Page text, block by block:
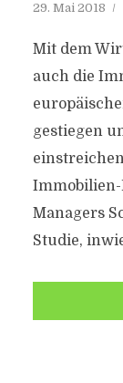
29. Mai 2018
Mit dem
auch die
gestiegen
Immobilien-
Managers
Studie,